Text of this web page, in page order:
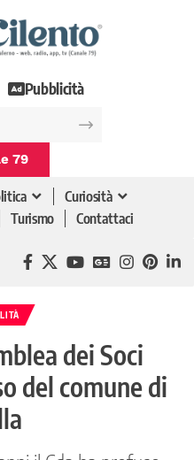
Pubblicità
79
Curiosità
Turismo Contattaci
dei Soci
del comune di